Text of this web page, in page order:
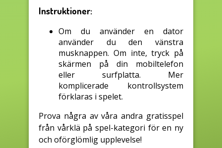
Instruktioner:
Om du använder en dator
använder du den vänstra
musknappen. Om inte, tryck på
skärmen på din mobiltelefon
eller surfplatta. Mer
komplicerade kontrollsystem
förklaras i spelet.
Prova några av våra andra gratisspel
från vårklä på spel-kategori för en ny
och oförglömlig upplevelse!